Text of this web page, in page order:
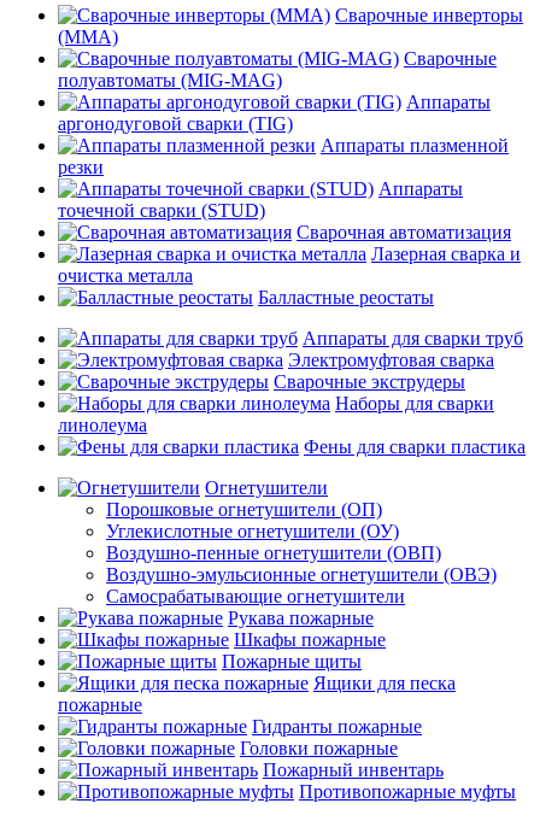
Сварочные инверторы
(MMA)
Сварочные
полуавтоматы (MIG-MAG)
Аппараты
аргонодуговой сварки (TIG)
Аппараты плазменной
резки
Аппараты
точечной сварки (STUD)
Сварочная автоматизация
Лазерная сварка и
очистка металла
Балластные реостаты
Аппараты для сварки труб
Электромуфтовая сварка
Сварочные экструдеры
Наборы для сварки
линолеума
Фены для сварки пластика
Огнетушители
Порошковые огнетушители (ОП)
Углекислотные огнетушители (ОУ)
Воздушно-пенные огнетушители (ОВП)
Воздушно-эмульсионные огнетушители (ОВЭ)
Самосрабатывающие огнетушители
Рукава пожарные
Шкафы пожарные
Пожарные щиты
Ящики для песка
пожарные
Гидранты пожарные
Головки пожарные
Пожарный инвентарь
Противопожарные муфты